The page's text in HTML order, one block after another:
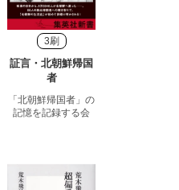
3刷
証言・北朝鮮帰国
者
「北朝鮮帰国者」の
記憶を記録する会